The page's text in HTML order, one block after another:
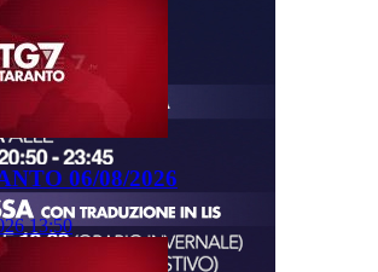
06/08/2026
13:50